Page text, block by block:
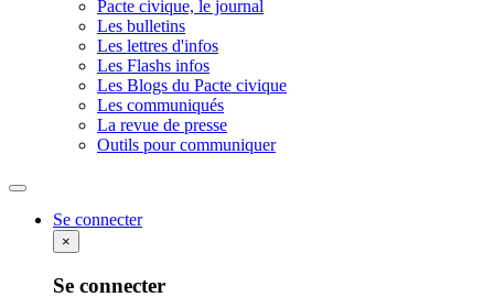
Pacte civique, le journal
Les bulletins
Les lettres d'infos
Les Flashs infos
Les Blogs du Pacte civique
Les communiqués
La revue de presse
Outils pour communiquer
Rechercher
Se connecter
×
Se connecter